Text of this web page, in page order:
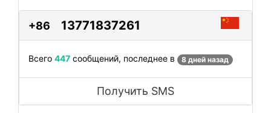
+86 13771837261
Всего 447 сообщений, последнее в 8 дней назад
Получить SMS